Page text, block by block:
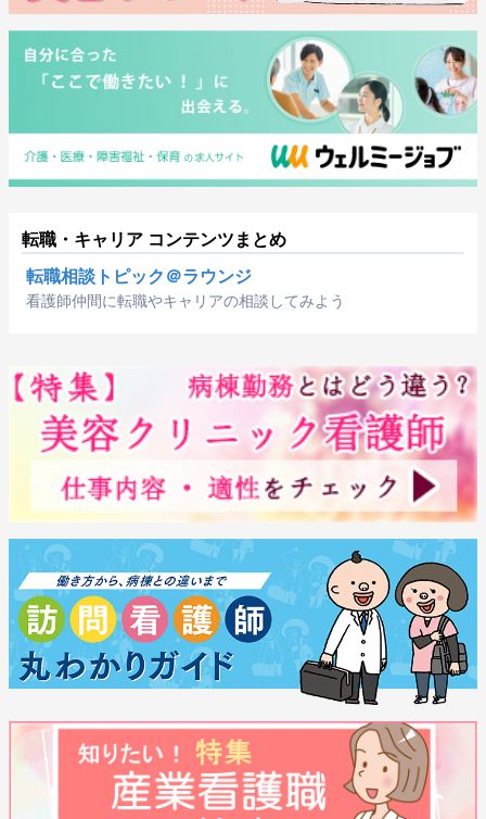
転職・キャリア コンテンツまとめ
転職相談トピック＠ラウンジ
看護師仲間に転職やキャリアの相談してみよう